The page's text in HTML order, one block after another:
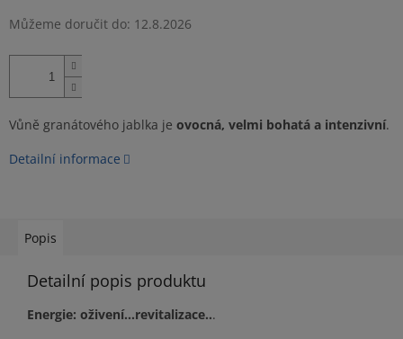
Můžeme doručit do: 12.8.2026
Vůně granátového jablka je ovocná, velmi bohatá a intenzivní.
Detailní informace
Popis
Detailní popis produktu
Energie: oživení...revitalizace...